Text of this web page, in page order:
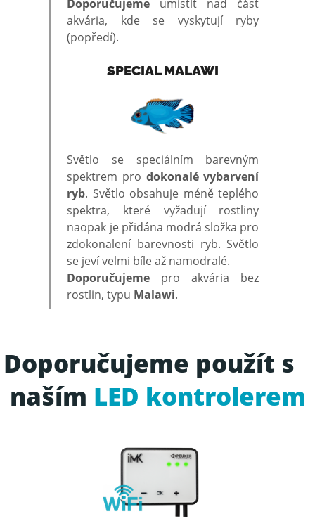
Doporučujeme umístit nad část
akvária, kde se vyskytují ryby
(popředí).
SPECIAL MALAWI
Světlo se speciálním barevným
spektrem pro dokonalé vybarvení
ryb. Světlo obsahuje méně teplého
spektra, které vyžadují rostliny
naopak je přidána modrá složka pro
zdokonalení barevnosti ryb. Světlo
se jeví velmi bíle až namodralé.
Doporučujeme pro akvária bez
rostlin, typu Malawi.
Doporučujeme použít s
naším LED kontrolerem